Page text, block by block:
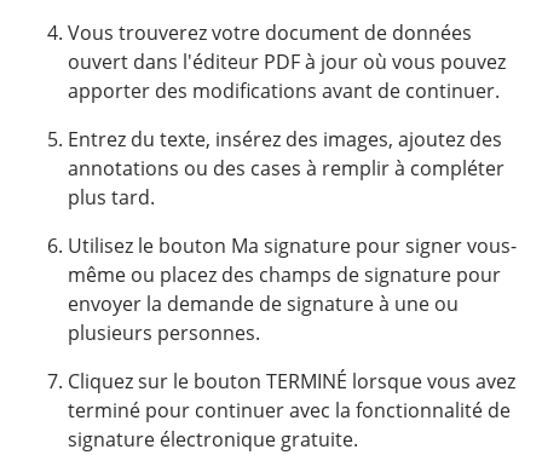
Vous trouverez votre document de données
ouvert dans l'éditeur PDF à jour où vous pouvez
apporter des modifications avant de continuer.
Entrez du texte, insérez des images, ajoutez des
annotations ou des cases à remplir à compléter
plus tard.
Utilisez le bouton Ma signature pour signer vous-
même ou placez des champs de signature pour
envoyer la demande de signature à une ou
plusieurs personnes.
Cliquez sur le bouton TERMINÉ lorsque vous avez
terminé pour continuer avec la fonctionnalité de
signature électronique gratuite.